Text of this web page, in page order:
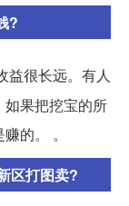
?
益很长远。有人
果把挖宝的所
的。 。
区打图卖?